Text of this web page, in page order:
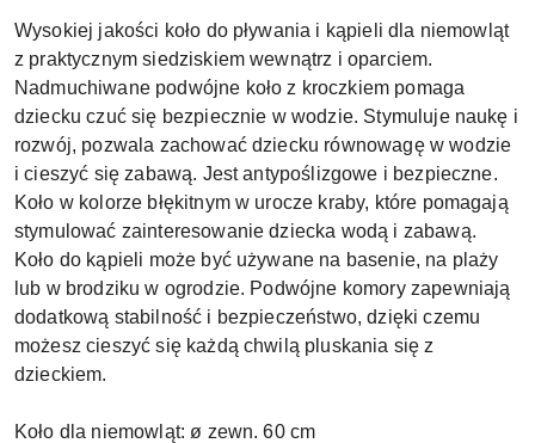
Wysokiej jakości koło do pływania i kąpieli dla niemowląt
z praktycznym siedziskiem wewnątrz i oparciem.
Nadmuchiwane podwójne koło z kroczkiem pomaga
dziecku czuć się bezpiecznie w wodzie. Stymuluje naukę i
rozwój, pozwala zachować dziecku równowagę w wodzie
i cieszyć się zabawą. Jest antypoślizgowe i bezpieczne.
Koło w kolorze błękitnym w urocze kraby, które pomagają
stymulować zainteresowanie dziecka wodą i zabawą.
Koło do kąpieli może być używane na basenie, na plaży
lub w brodziku w ogrodzie. Podwójne komory zapewniają
dodatkową stabilność i bezpieczeństwo, dzięki czemu
możesz cieszyć się każdą chwilą pluskania się z
dzieckiem.
Koło dla niemowląt: ø zewn. 60 cm